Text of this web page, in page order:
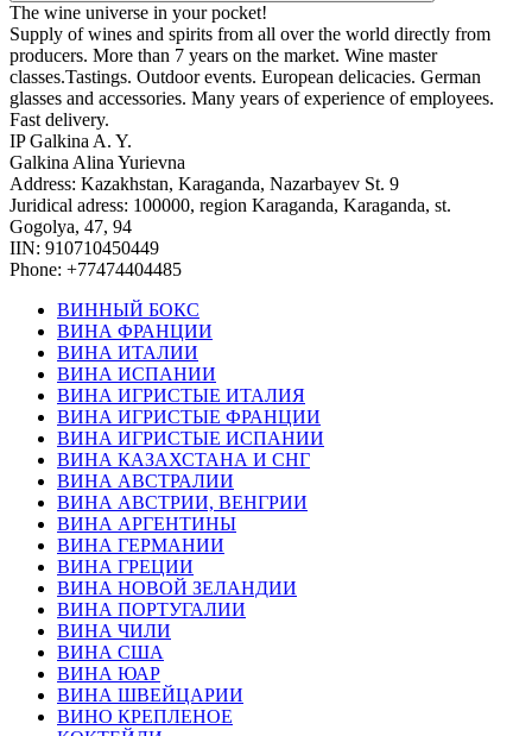
The wine universe in your pocket!
Supply of wines and spirits from all over the world directly from
producers. More than 7 years on the market. Wine master
classes.Tastings. Outdoor events. European delicacies. German
glasses and accessories. Many years of experience of employees.
Fast delivery.
IP Galkina A. Y.
Galkina Alina Yurievna
Address: Kazakhstan, Karaganda, Nazarbayev St. 9
Juridical adress: 100000, region Karaganda, Karaganda, st.
Gogolya, 47, 94
IIN: 910710450449
Phone: +77474404485
ВИННЫЙ БОКС
ВИНА ФРАНЦИИ
ВИНА ИТАЛИИ
ВИНА ИСПАНИИ
ВИНА ИГРИСТЫЕ ИТАЛИЯ
ВИНА ИГРИСТЫЕ ФРАНЦИИ
ВИНА ИГРИСТЫЕ ИСПАНИИ
ВИНА КАЗАХСТАНА И СНГ
ВИНА АВСТРАЛИИ
ВИНА АВСТРИИ, ВЕНГРИИ
ВИНА АРГЕНТИНЫ
ВИНА ГЕРМАНИИ
ВИНА ГРЕЦИИ
ВИНА НОВОЙ ЗЕЛАНДИИ
ВИНА ПОРТУГАЛИИ
ВИНА ЧИЛИ
ВИНА США
ВИНА ЮАР
ВИНА ШВЕЙЦАРИИ
ВИНО КРЕПЛЕНОЕ